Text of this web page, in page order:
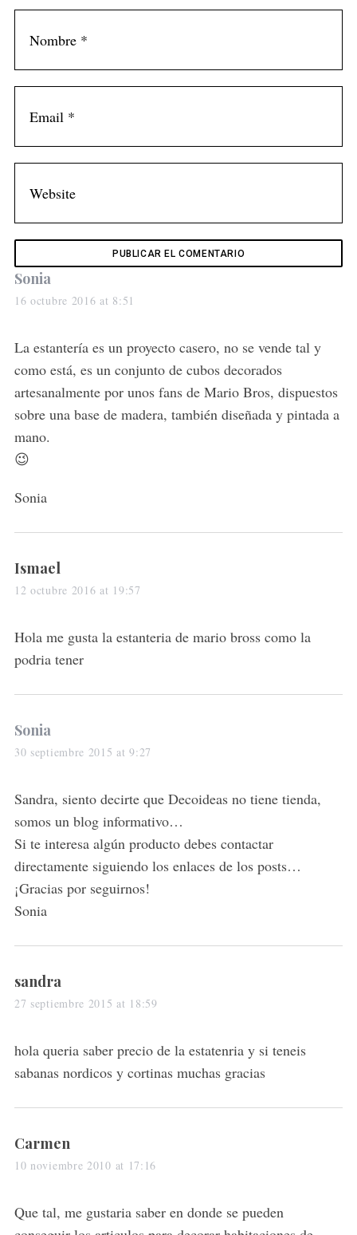
s
a
s
:
Sonia
16 octubre 2016 at 8:51
La estantería es un proyecto casero, no se vende tal y
como está, es un conjunto de cubos decorados
artesanalmente por unos fans de Mario Bros, dispuestos
sobre una base de madera, también diseñada y pintada a
mano.
😉
Sonia
s
a
s
:
Ismael
12 octubre 2016 at 19:57
Hola me gusta la estanteria de mario bross como la
podria tener
s
a
s
:
Sonia
30 septiembre 2015 at 9:27
Sandra, siento decirte que Decoideas no tiene tienda,
somos un blog informativo…
Si te interesa algún producto debes contactar
directamente siguiendo los enlaces de los posts…
¡Gracias por seguirnos!
Sonia
s
a
s
:
sandra
27 septiembre 2015 at 18:59
hola queria saber precio de la estatenria y si teneis
sabanas nordicos y cortinas muchas gracias
s
a
s
Carmen
10 noviembre 2010 at 17:16
Que tal, me gustaria saber en donde se pueden